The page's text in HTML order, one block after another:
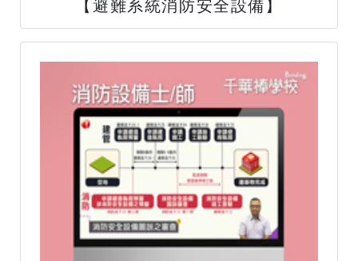
【避難系統消防安全設備】